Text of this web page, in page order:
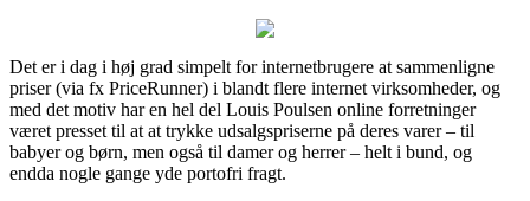
Det er i dag i høj grad simpelt for internetbrugere at sammenligne
priser (via fx PriceRunner) i blandt flere internet virksomheder, og
med det motiv har en hel del Louis Poulsen online forretninger
været presset til at at trykke udsalgspriserne på deres varer – til
babyer og børn, men også til damer og herrer – helt i bund, og
endda nogle gange yde portofri fragt.